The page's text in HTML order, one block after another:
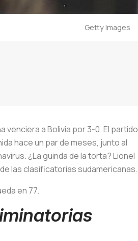
Getty Images
a Bolivia por 3-0. El partido
hace un par de meses, junto al
¿La guinda de la torta? Lionel
las clasificatorias sudamericanas.
en 77.